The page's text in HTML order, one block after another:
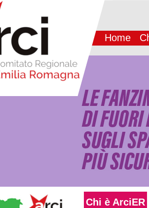
Home
Chi è ArciER